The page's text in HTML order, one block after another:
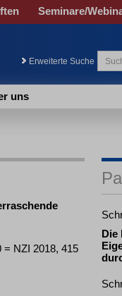
Seminare/
Erweiterte Suche
uns
= NZI 2018, 415
Die